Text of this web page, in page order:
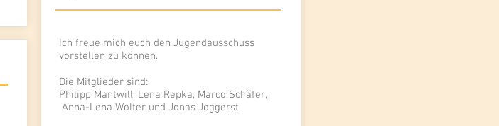
Ich freue mich euch den Jugendausschuss
vorstellen zu können.
Die Mitglieder sind:
Philipp Mantwill, Lena Repka, Marco Schäfer,
Anna-Lena Wolter und Jonas Joggerst